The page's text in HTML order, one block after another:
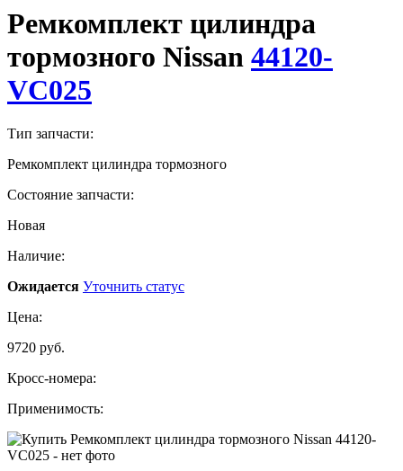
Ремкомплект цилиндра
тормозного Nissan 44120-
VC025
Тип запчасти:
Ремкомплект цилиндра тормозного
Состояние запчасти:
Новая
Наличие:
Ожидается Уточнить статус
Цена:
9720 руб.
Кросс-номера:
Применимость: